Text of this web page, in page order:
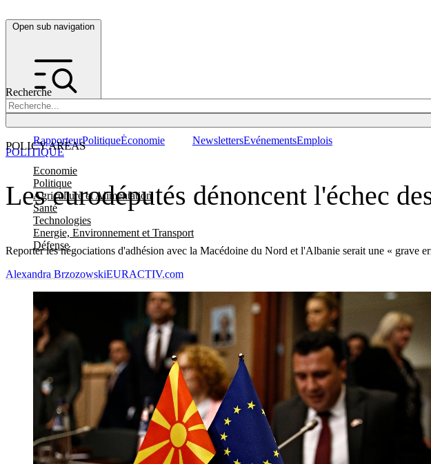
Open sub navigation
Recherche
POLICY AREAS
Economie
Politique
Agriculture et Alimentation
Santé
Technologies
Energie, Environnement et Transport
Défense
RapporteurPolitiqueÉconomie NewslettersEvénementsEmplois
Les eurodéputés dénoncent l'échec
Reporter les négociations d'adhésion avec la Macédoine du Nord et l'Albanie serait une « grave
POLITIQUE
Alexandra BrzozowskiEURACTIV.com